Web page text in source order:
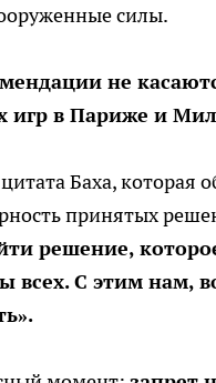
силы.
не
игр в Париже и
Баха, которая
принятых
решение,
всех. С этим нам,